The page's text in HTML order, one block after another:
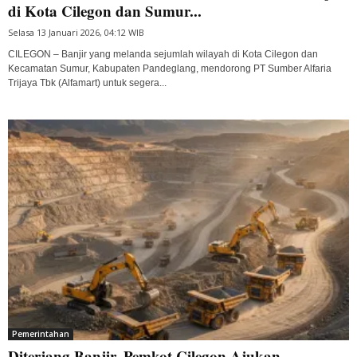
di Kota Cilegon dan Sumur...
Selasa 13 Januari 2026, 04:12 WIB
CILEGON – Banjir yang melanda sejumlah wilayah di Kota Cilegon dan
Kecamatan Sumur, Kabupaten Pandeglang, mendorong PT Sumber Alfaria
Trijaya Tbk (Alfamart) untuk segera...
Pemerintahan